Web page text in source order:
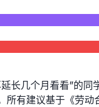
长几个月看看”的
有建议基于《劳